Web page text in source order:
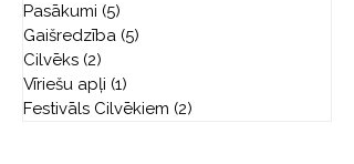
Pasākumi (5)
Gaišredzība (5)
Cilvēks (2)
Vīriešu apļi (1)
Festivāls Cilvēkiem (2)